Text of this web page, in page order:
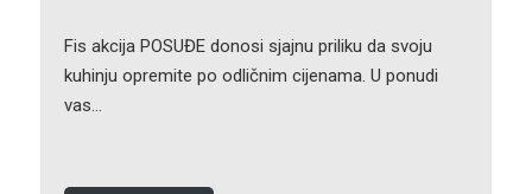
Fis akcija POSUĐE donosi sjajnu priliku da svoju
kuhinju opremite po odličnim cijenama. U ponudi
vas…